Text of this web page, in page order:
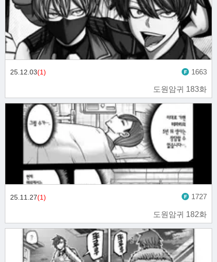
도원암귀 183화
25.12.03(1) 1663
도원암귀 182화
25.11.27(1) 1727